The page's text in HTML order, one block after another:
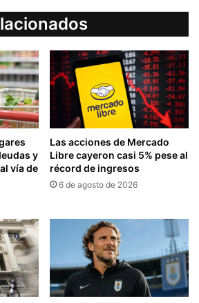
y
vía de
Las acciones de Mercado
Libre cayeron casi 5% pese al
récord de ingresos
6 de agosto de 2026